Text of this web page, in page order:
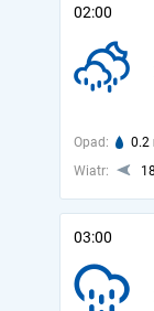
02:00
Opad: 0.2
Wiatr:
03:00